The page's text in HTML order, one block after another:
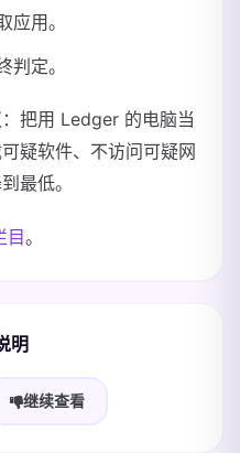
用。
定。
把用 Ledger 的电脑当
疑软件、不访问可疑网
最低。
目。
明
继续查看